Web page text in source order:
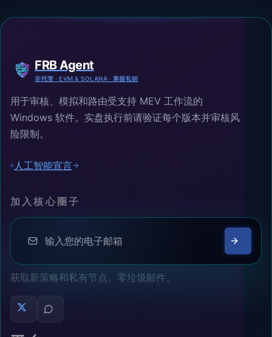
FRB Agent
非托管 · EVM & SOLANA · 掌握私钥
用于审核、模拟和路由受支持 MEV 工作流的
Windows 软件。实盘执行前请验证每个版本并审核风
险限制。
人工智能宣言
加入核心圈子
获取新策略和私有节点。零垃圾邮件。